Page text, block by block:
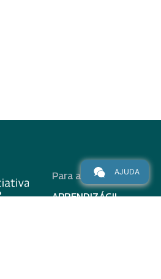
Para alunos
APRENDIZÁGIL
AJUDA